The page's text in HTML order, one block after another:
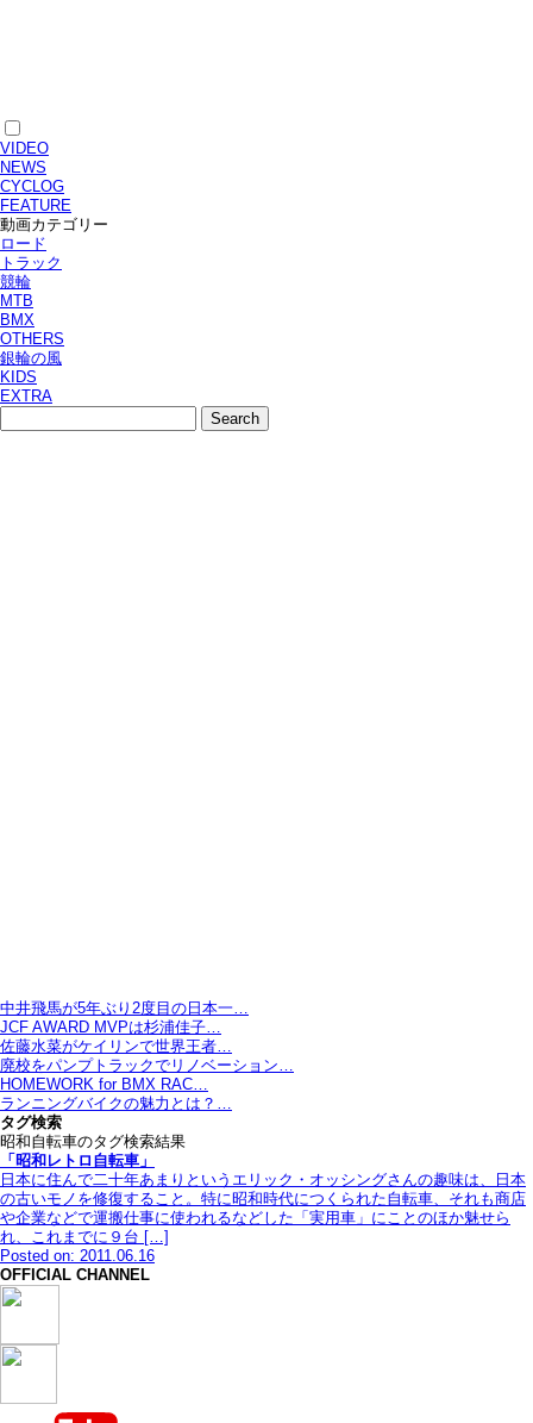
VIDEO
NEWS
CYCLOG
FEATURE
動画カテゴリー
ロード
トラック
競輪
MTB
BMX
OTHERS
銀輪の風
KIDS
EXTRA
中井飛馬が5年ぶり2度目の日本一…
JCF AWARD MVPは杉浦佳子…
佐藤水菜がケイリンで世界王者…
廃校をパンプトラックでリノベーション…
HOMEWORK for BMX RAC…
ランニングバイクの魅力とは？…
タグ検索
昭和自転車のタグ検索結果
「昭和レトロ自転車」
日本に住んで二十年あまりというエリック・オッシングさんの趣味は、日本
の古いモノを修復すること。特に昭和時代につくられた自転車、それも商店
や企業などで運搬仕事に使われるなどした「実用車」にことのほか魅せら
れ、これまでに９台 […]
Posted on: 2011.06.16
OFFICIAL CHANNEL